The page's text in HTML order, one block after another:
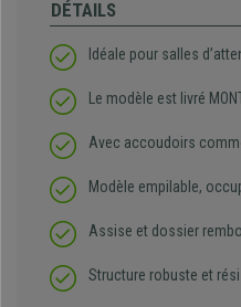
DÉTAILS
Idéale pour salles
Le modèle est livré
Avec accoudoirs
Modèle empilable,
Assise et dossier
Structure robuste et